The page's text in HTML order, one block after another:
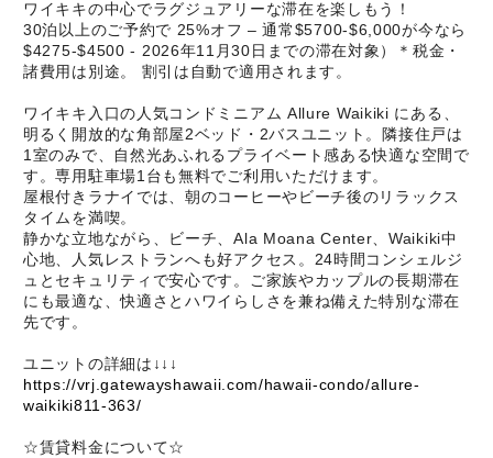
ワイキキの中心でラグジュアリーな滞在を楽しもう！
30泊以上のご予約で 25%オフ – 通常$5700-$6,000が今なら
$4275-$4500 - 2026年11月30日までの滞在対象）＊税金・
諸費用は別途。 割引は自動で適用されます。
ワイキキ入口の人気コンドミニアム Allure Waikiki にある、
明るく開放的な角部屋2ベッド・2バスユニット。隣接住戸は
1室のみで、自然光あふれるプライベート感ある快適な空間で
す。専用駐車場1台も無料でご利用いただけます。
屋根付きラナイでは、朝のコーヒーやビーチ後のリラックス
タイムを満喫。
静かな立地ながら、ビーチ、Ala Moana Center、Waikiki中
心地、人気レストランへも好アクセス。24時間コンシェルジ
ュとセキュリティで安心です。ご家族やカップルの長期滞在
にも最適な、快適さとハワイらしさを兼ね備えた特別な滞在
先です。
ユニットの詳細は↓↓↓
https://vrj.gatewayshawaii.com/hawaii-condo/allure-
waikiki811-363/
☆賃貸料金について☆